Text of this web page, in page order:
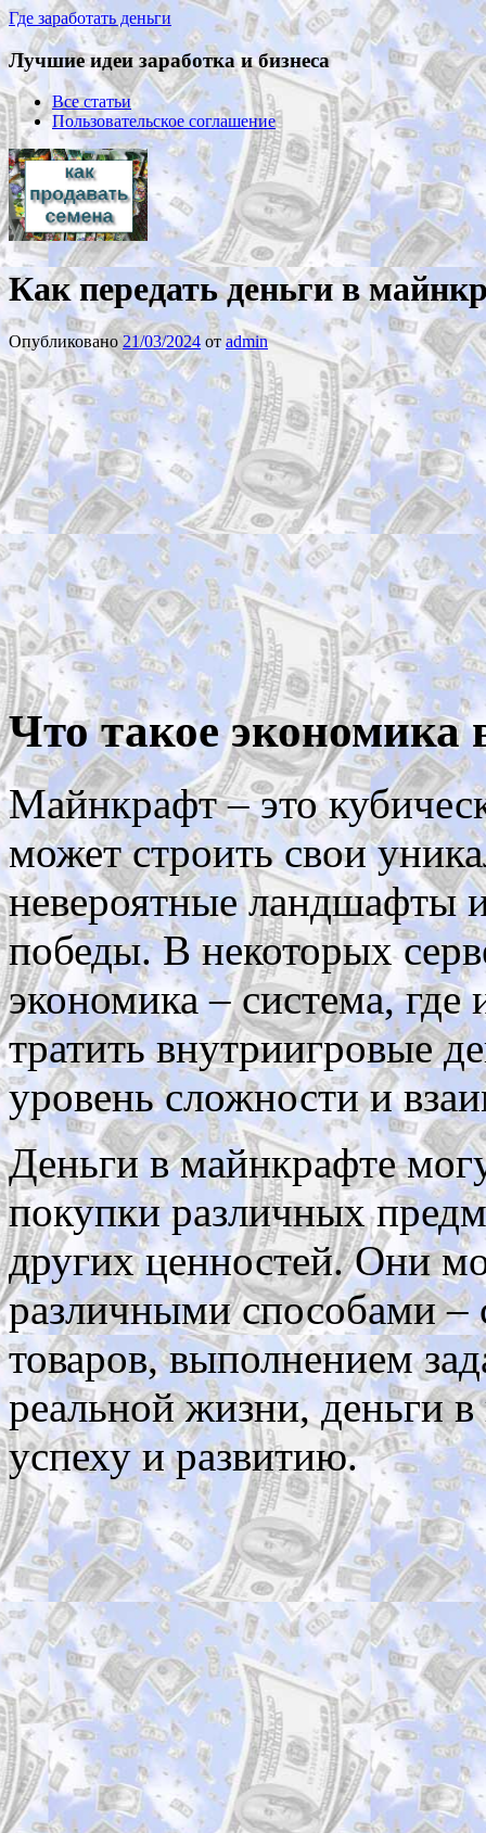
Где заработать деньги
Лучшие идеи заработка и бизнеса
Все статьи
Пользовательское соглашение
Как передать деньги в
Опубликовано21/03/2024 от admin
Что такое экономика
Майнкрафт – это
может строить свои
невероятные ландшафты
победы. В некоторых
экономика – система, где
тратить внутриигровые
уровень сложности и
Деньги в майнкрафте
покупки различных
других ценностей. Они
различными способами –
товаров, выполнением
реальной жизни, деньги
успеху и развитию.